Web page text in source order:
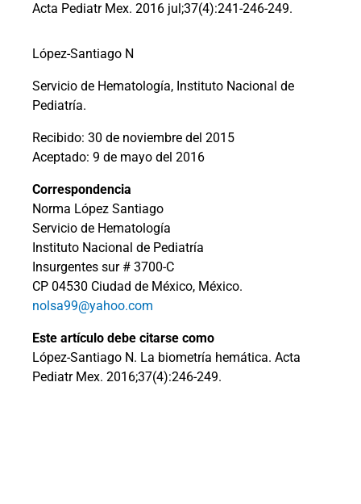
Acta Pediatr Mex. 2016 jul;37(4):241-246-249.
López-Santiago N
Servicio de Hematología, Instituto Nacional de
Pediatría.
Recibido: 30 de noviembre del 2015
Aceptado: 9 de mayo del 2016
Correspondencia
Norma López Santiago
Servicio de Hematología
Instituto Nacional de Pediatría
Insurgentes sur # 3700-C
CP 04530 Ciudad de México, México.
nolsa99@yahoo.com
Este artículo debe citarse como
López-Santiago N. La biometría hemática. Acta
Pediatr Mex. 2016;37(4):246-249.